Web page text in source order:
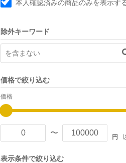
本人確認済みの商品のみを表示す
除外キーワード
価格で絞り込む
価格
〜 円
表示条件で絞り込む